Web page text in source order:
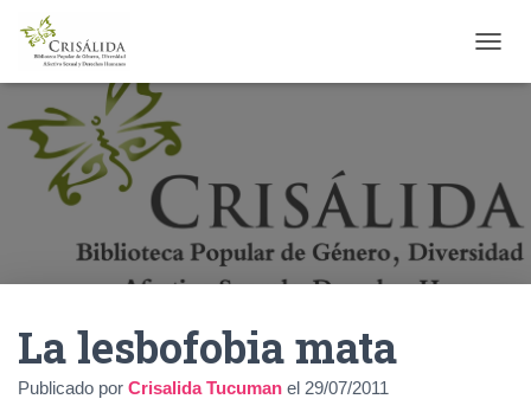
A
R
M
O
D
O
La lesbofobia mata
Publicado por Crisalida Tucuman el 29/07/2011